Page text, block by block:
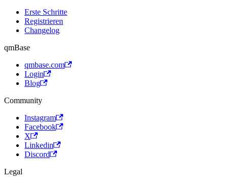
Erste Schritte
Registrieren
Changelog
qmBase
qmbase.com
Login
Blog
Community
Instagram
Facebook
X
Linkedin
Discord
Legal